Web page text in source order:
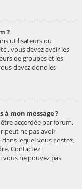
?
utilisateurs ou
vous devez avoir les
de groupes et les
devez donc les
à mon message ?
accordée par forum,
peut ne pas avoir
lequel vous postez,
Contactez
vous ne pouvez pas